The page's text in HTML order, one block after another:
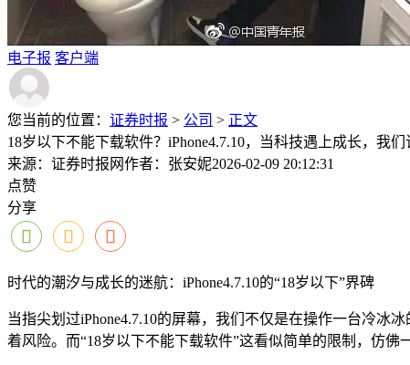
电子报 客户端
您当前的位置： 证券时报 > 公司 > 正文
18岁以下不能下载软件？iPhone4.7.10，当科技遇上成长，我们
来源：证券时报网作者：张安妮2026-02-09 20:12:31
点赞
分享
时代的潮汐与成长的迷航：iPhone4.7.10的“18岁以下”界碑
当指尖划过iPhone4.7.10的屏幕，我们不仅是在操作一台冷
着风险。而“18岁以下不能下载软件”这看似简单的限制，仿